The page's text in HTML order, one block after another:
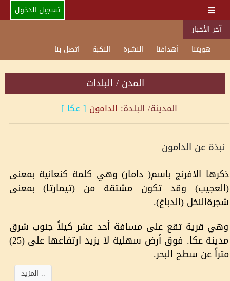
تسجيل الدخول
آخر الأخبار
هويتنا
أهدافنا النشرة النكبة اتصل بنا
المدن / البلدات
المدينة/ البلدة: الدامون [ عكا ]
نبذة عن الدامون
ذكرها الافرنج باسم( دامار) وهي كلمة كنعانية بمعنى
(العجيب) وقد تكون مشتقة من (تيمارتا) بمعنى
شجرةالنخل (الدباغ).
وهي قرية تقع على مسافة أحد عشر كيلاً جنوب شرق
مدينة عكا. فوق أرض سهلية لا يزيد ارتفاعها على (25)
متراً عن سطح البحر.
.. المزيد